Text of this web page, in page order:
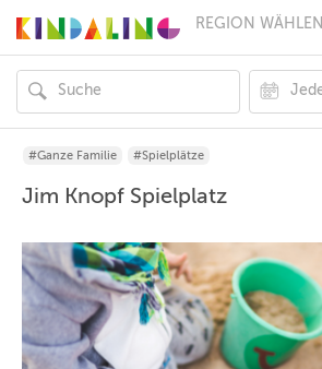
REGION WÄHLEN
MÜNCHEN
HAMBURG
FRANKFURT
KÖLN
ESSEN
DRESDEN
NÜRNBERG
WIEN
ZÜRICH
ANDERE
REGIONEN
#Ganze Familie #Spielplätze
Jim Knopf Spielplatz